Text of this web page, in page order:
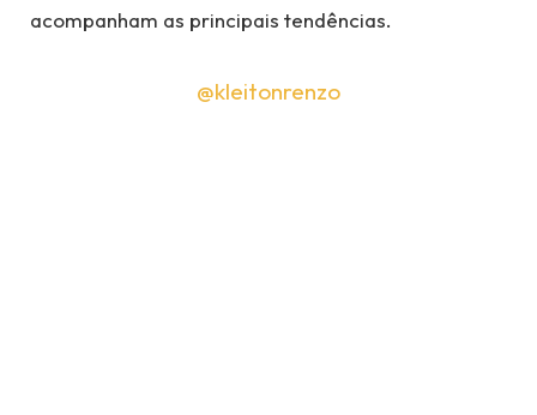
acompanham as principais tendências.
@kleitonrenzo